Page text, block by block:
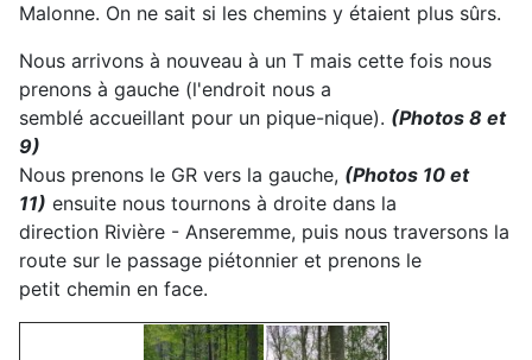
Malonne. On ne sait si les chemins y étaient plus sûrs.
Nous arrivons à nouveau à un T mais cette fois nous
prenons à gauche (l'endroit nous a
semblé accueillant pour un pique-nique). (Photos 8 et
9)
Nous prenons le GR vers la gauche, (Photos 10 et
11) ensuite nous tournons à droite dans la
direction Rivière - Anseremme, puis nous traversons la
route sur le passage piétonnier et prenons le
petit chemin en face.